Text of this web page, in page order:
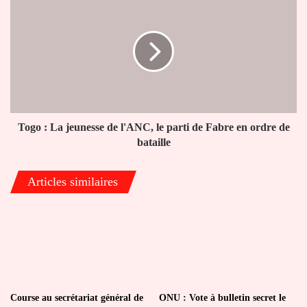
de
Fabre
de
bataille
Togo : La jeunesse de l'ANC, le parti de Fabre en ordre de
bataille
Articles similaires
Course au secrétariat général de
ONU : Vote à bulletin secret le